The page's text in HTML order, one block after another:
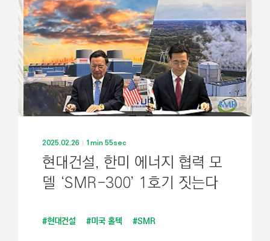
2025.02.26 1min 55sec
현대건설, 한미 에너지 협력 모
델 ‘SMR-300’ 1호기 짓는다
#현대건설 #미국 홀텍 #SMR